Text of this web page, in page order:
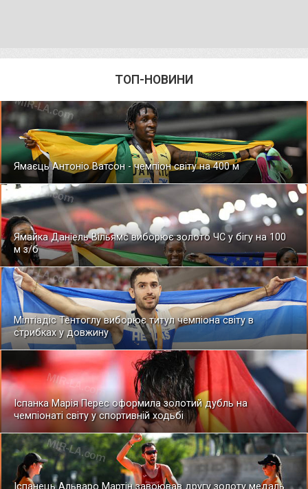
ТОП-НОВИНИ
Ямаєць Антоніо Ватсон - чемпіон світу на 400 м
Ямайка Даніель Вільямс виборює золото ЧС у бігу на 100
м з/б
Мілтіадіс Тентоглу виборює титул чемпіона світу в
стрибках у довжину
Іспанка Марія Перес оформила золотий дубль на
чемпіонаті світу у спортивній ходьбі
Іспанець Альваро Мартін завоював другу золоту медаль